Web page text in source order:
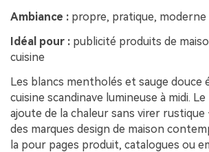
Ambiance : propre, pratique, moderne
Idéal pour : publicité produits de
cuisine
Les blancs mentholés et sauge douce
cuisine scandinave lumineuse à midi.
ajoute de la chaleur sans virer
des marques design de maison
la pour pages produit, catalogues ou